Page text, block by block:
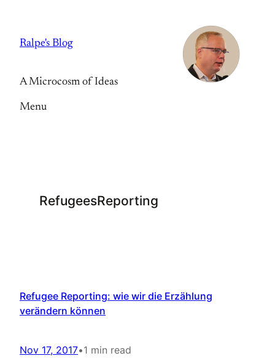
content
Ralpe's Blog
A Microcosm of Ideas
Menu
RefugeesReporting
Refugee Reporting: wie wir die Erzählung
verändern können
Nov 17, 2017•1 min read